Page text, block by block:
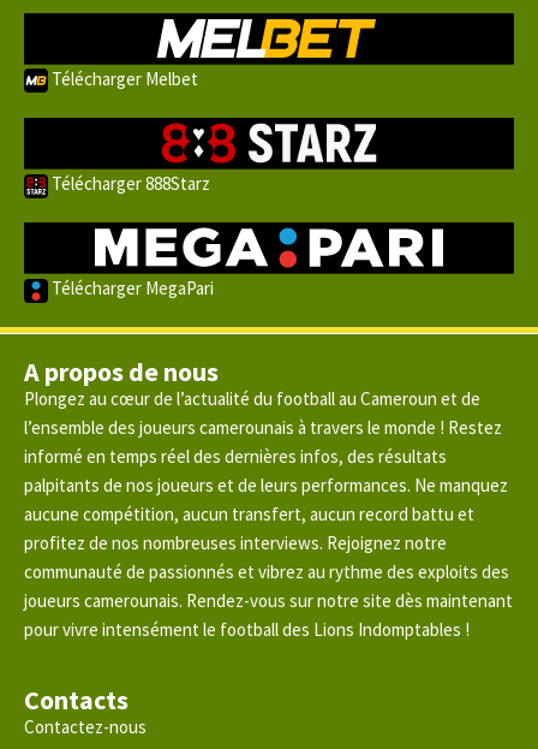
Télécharger Melbet
Télécharger 888Starz
Télécharger MegaPari
A propos de nous
Plongez au cœur de l’actualité du football au Cameroun et de
l’ensemble des joueurs camerounais à travers le monde ! Restez
informé en temps réel des dernières infos, des résultats
palpitants de nos joueurs et de leurs performances. Ne manquez
aucune compétition, aucun transfert, aucun record battu et
profitez de nos nombreuses interviews. Rejoignez notre
communauté de passionnés et vibrez au rythme des exploits des
joueurs camerounais. Rendez-vous sur notre site dès maintenant
pour vivre intensément le football des Lions Indomptables !
Contacts
Contactez-nous